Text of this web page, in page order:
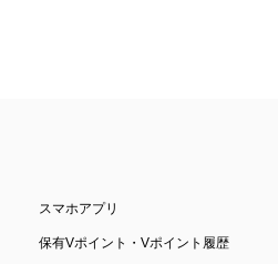
スマホアプリ
保有Vポイント・Vポイント履歴